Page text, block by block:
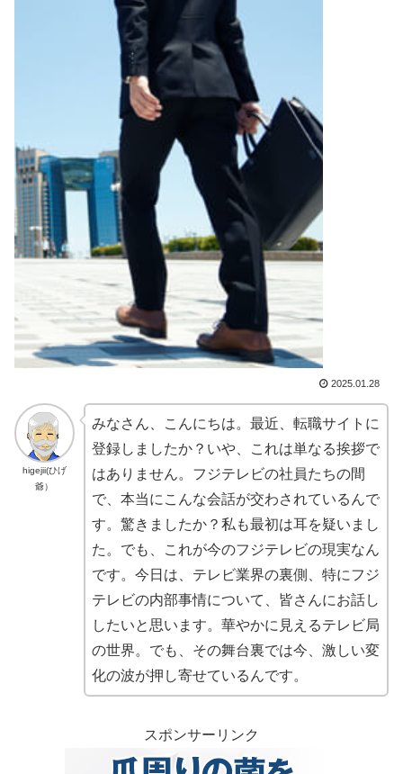
2025.01.28
higejii(ひげ
爺）
みなさん、こんにちは。最近、転職サイトに
登録しましたか？いや、これは単なる挨拶で
はありません。フジテレビの社員たちの間
で、本当にこんな会話が交わされているんで
す。驚きましたか？私も最初は耳を疑いまし
た。でも、これが今のフジテレビの現実なん
です。今日は、テレビ業界の裏側、特にフジ
テレビの内部事情について、皆さんにお話し
したいと思います。華やかに見えるテレビ局
の世界。でも、その舞台裏では今、激しい変
化の波が押し寄せているんです。
スポンサーリンク